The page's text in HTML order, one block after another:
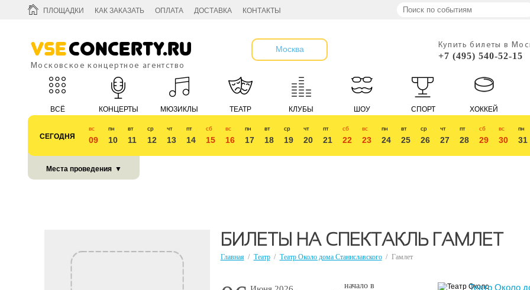
ПЛОЩАДКИ КАК ЗАКАЗАТЬ ОПЛАТА ДОСТАВКА КОНТАКТЫ
VseConcerty.ru
Московское концертное агентство
Москва Купить билеты в
+7 (495) 540-52-15
ВСЁ КОНЦЕРТЫ МЮЗИКЛЫ ТЕАТР КЛУБЫ ШОУ СПОРТ ХОККЕЙ
СЕГОДНЯ
вс
09
пн
10
вт
11
ср
12
чт
13
пт
14
сб
15
вс
16
пн
17
вт
18
ср
19
чт
20
пт
21
сб
22
вс
23
пн
24
вт
25
ср
26
чт
27
пт
28
сб
29
вс
30
пн
31
Места проведения ▼
БИЛЕТЫ НА СПЕКТАКЛЬ ГАМЛЕТ
Главная / Театр / Театр Около дома Станиславского / Гамлет
начало в
Театр Около